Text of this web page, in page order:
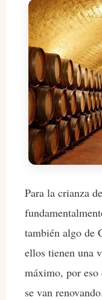
Para la crianza
también algo de
ellos tienen una
máximo, por eso
se van renovando.